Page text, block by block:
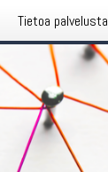
Tietoa palvelusta